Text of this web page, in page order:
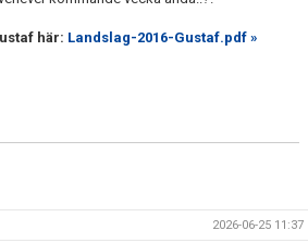
här: Landslag-2016-Gustaf.pdf »
2026-06-25 11:37